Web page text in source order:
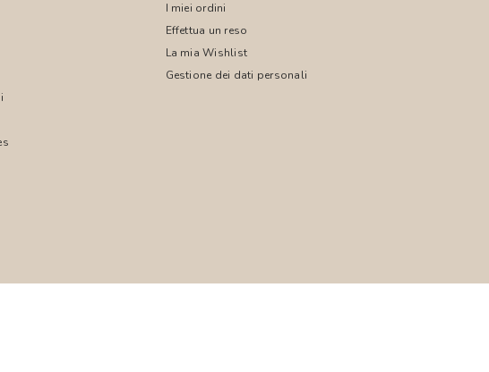
I miei ordini
Effettua un reso
La mia Wishlist
Gestione dei dati personali